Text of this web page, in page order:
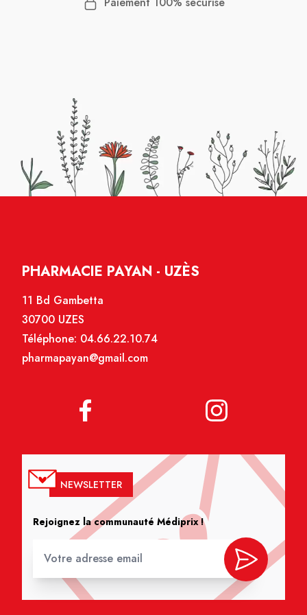
PHARMACIE PAYAN - UZÈS
11 Bd Gambetta
30700 UZES
Téléphone: 04.66.22.10.74
pharmapayan@gmail.com
NEWSLETTER
Rejoignez la communauté Médiprix !